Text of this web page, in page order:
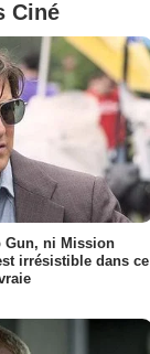
Ciné
Gun, ni Mission
irrésistible dans ce